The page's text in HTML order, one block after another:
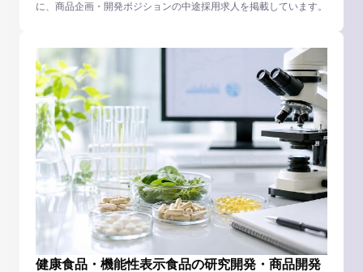
に、商品企画・開発ポジションの中途採用求人を掲載しています。
健康食品・機能性表示食品の研究開発・商品開発